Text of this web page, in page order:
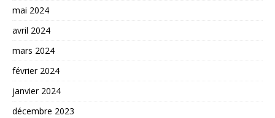
mai 2024
avril 2024
mars 2024
février 2024
janvier 2024
décembre 2023